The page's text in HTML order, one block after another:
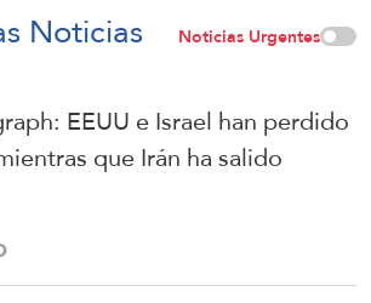
Noticias Noticias Urgentes
EEUU e Israel han perdido
que Irán ha salido